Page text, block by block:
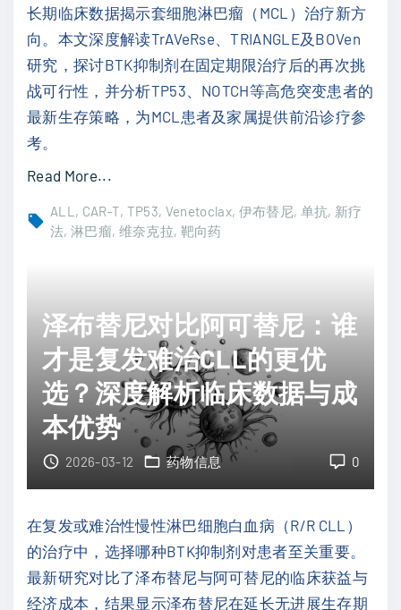
值
"
：
深
解
析
因
预
测
改
写
治
疗
指
南
"
长期临床数据揭示套细胞淋巴瘤（MCL）治疗新方
向。本文深度解读TrAVeRse、TRIANGLE及BOVen
研究，探讨BTK抑制剂在固定期限治疗后的再次挑
战可行性，并分析TP53、NOTCH等高危突变患者的
最新生存策略，为MCL患者及家属提供前沿诊疗参
考。
Read More..."
细
瘤
治
疗
新
突
破
：
T
K
抑
ALL CAR-T TP53 Venetoclax 伊布替尼 单抗 新疗
法 淋巴瘤 维奈克拉 靶向药
泽布替尼对比阿可替尼：谁
才是复发难治CLL的更优
选？深度解析临床数据与成
本优势
0
2026-03-12 药物信息
在复发或难治性慢性淋巴细胞白血病（R/R CLL）
的治疗中，选择哪种BTK抑制剂对患者至关重要。
最新研究对比了泽布替尼与阿可替尼的临床获益与
经济成本，结果显示泽布替尼在延长无进展生存期